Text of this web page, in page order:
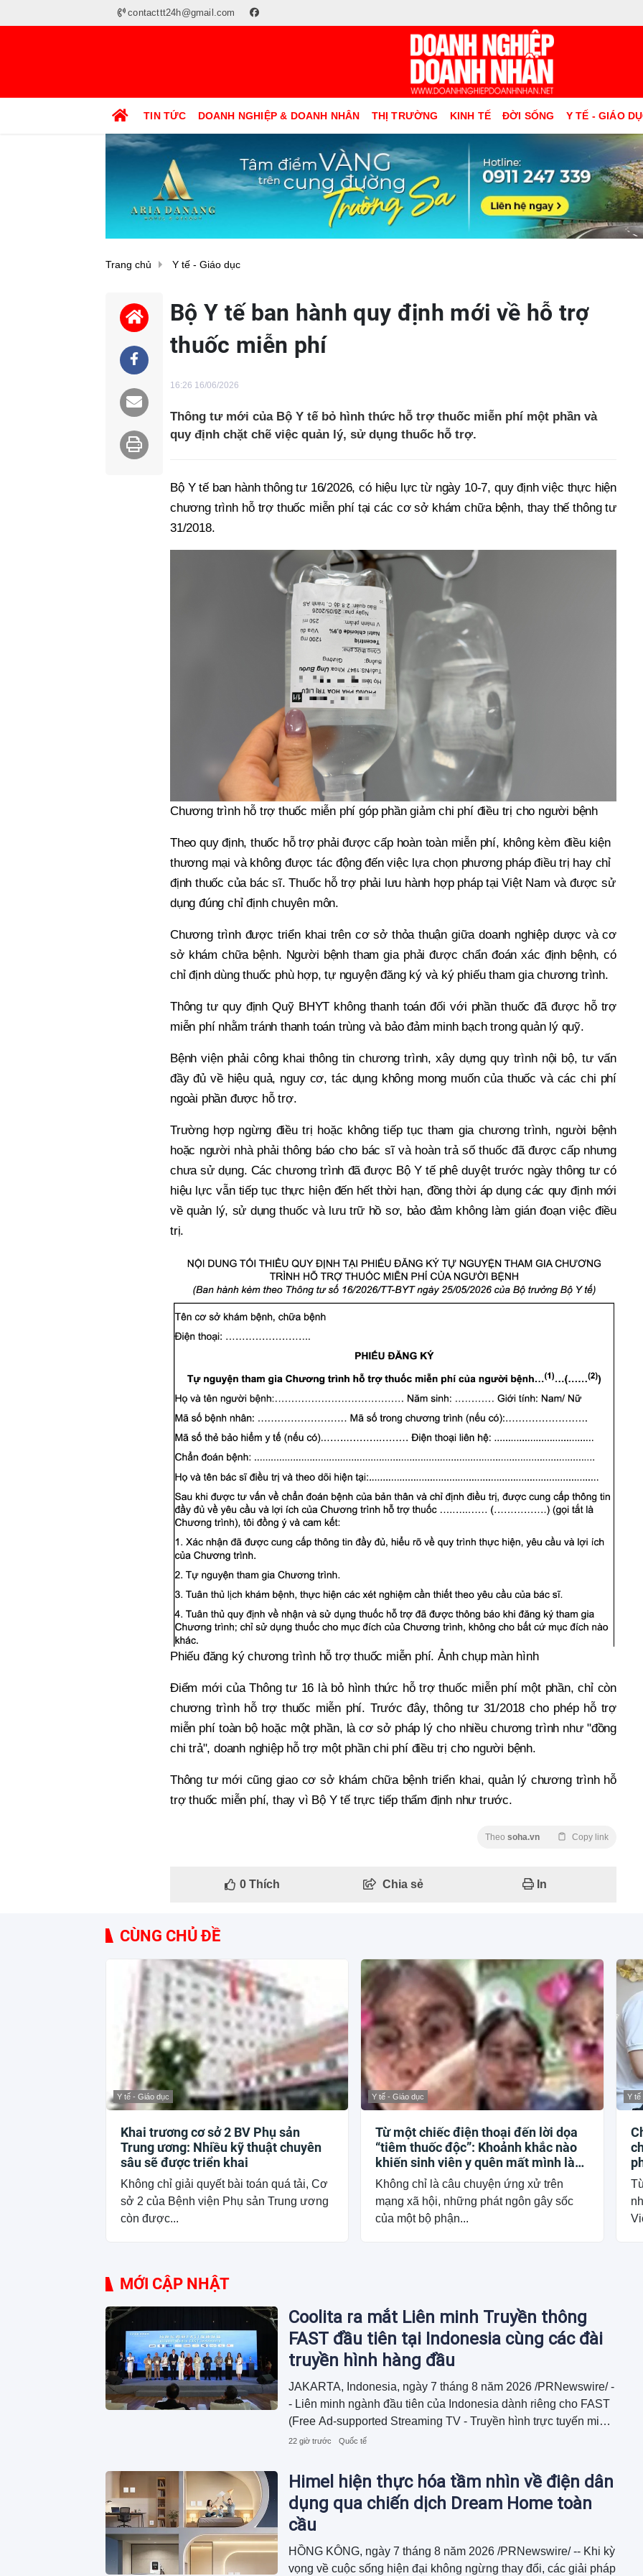
contacttt24h@gmail.com
TIN TỨC DOANH NGHIỆP & DOANH NHÂN THỊ TRƯỜNG KINH TẾ ĐỜI SỐNG Y TẾ - GIÁO
Trang chủ Y tế - Giáo dục
Bộ Y tế ban hành quy định mới về hỗ trợ
thuốc miễn phí
16:26 16/06/2026
Thông tư mới của Bộ Y tế bỏ hình thức hỗ trợ thuốc miễn phí một phần và
quy định chặt chẽ việc quản lý, sử dụng thuốc hỗ trợ.
Bộ Y tế ban hành thông tư 16/2026, có hiệu lực từ ngày 10-7, quy định việc thực hiện
chương trình hỗ trợ thuốc miễn phí tại các cơ sở khám chữa bệnh, thay thế thông tư
31/2018.
Chương trình hỗ trợ thuốc miễn phí góp phần giảm chi phí điều trị cho người bệnh
Theo quy định, thuốc hỗ trợ phải được cấp hoàn toàn miễn phí, không kèm điều kiện
thương mại và không được tác động đến việc lựa chọn phương pháp điều trị hay chỉ
định thuốc của bác sĩ. Thuốc hỗ trợ phải lưu hành hợp pháp tại Việt Nam và được sử
dụng đúng chỉ định chuyên môn.
Chương trình được triển khai trên cơ sở thỏa thuận giữa doanh nghiệp dược và cơ
sở khám chữa bệnh. Người bệnh tham gia phải được chẩn đoán xác định bệnh, có
chỉ định dùng thuốc phù hợp, tự nguyện đăng ký và ký phiếu tham gia chương trình.
Thông tư quy định Quỹ BHYT không thanh toán đối với phần thuốc đã được hỗ trợ
miễn phí nhằm tránh thanh toán trùng và bảo đảm minh bạch trong quản lý quỹ.
Bệnh viện phải công khai thông tin chương trình, xây dựng quy trình nội bộ, tư vấn
đầy đủ về hiệu quả, nguy cơ, tác dụng không mong muốn của thuốc và các chi phí
ngoài phần được hỗ trợ.
Trường hợp ngừng điều trị hoặc không tiếp tục tham gia chương trình, người bệnh
hoặc người nhà phải thông báo cho bác sĩ và hoàn trả số thuốc đã được cấp nhưng
chưa sử dụng. Các chương trình đã được Bộ Y tế phê duyệt trước ngày thông tư có
hiệu lực vẫn tiếp tục thực hiện đến hết thời hạn, đồng thời áp dụng các quy định mới
về quản lý, sử dụng thuốc và lưu trữ hồ sơ, bảo đảm không làm gián đoạn việc điều
trị.
Phiếu đăng ký chương trình hỗ trợ thuốc miễn phí. Ảnh chụp màn hình
Điểm mới của Thông tư 16 là bỏ hình thức hỗ trợ thuốc miễn phí một phần, chỉ còn
chương trình hỗ trợ thuốc miễn phí. Trước đây, thông tư 31/2018 cho phép hỗ trợ
miễn phí toàn bộ hoặc một phần, là cơ sở pháp lý cho nhiều chương trình như "đồng
chi trả", doanh nghiệp hỗ trợ một phần chi phí điều trị cho người bệnh.
Thông tư mới cũng giao cơ sở khám chữa bệnh triển khai, quản lý chương trình hỗ
trợ thuốc miễn phí, thay vì Bộ Y tế trực tiếp thẩm định như trước.
Theo soha.vn Copy link
0Thích Chia sẻ In
CÙNG CHỦ ĐỀ
Y tế - Giáo dục
Khai trương cơ sở 2 BV Phụ sản
Trung ương: Nhiều kỹ thuật chuyên
sâu sẽ được triển khai
Không chỉ giải quyết bài toán quá tải, Cơ
sở 2 của Bệnh viện Phụ sản Trung ương
còn được...
Y tế - Giáo dục
Từ một chiếc điện thoại đến lời dọa
“tiêm thuốc độc”: Khoảnh khắc nào
khiến sinh viên y quên mất mình là
ai?
Không chỉ là câu chuyện ứng xử trên
mạng xã hội, những phát ngôn gây sốc
của một bộ phận...
Y tế
MỚI CẬP NHẬT
Coolita ra mắt Liên minh Truyền thông
FAST đầu tiên tại Indonesia cùng các đài
truyền hình hàng đầu
JAKARTA, Indonesia, ngày 7 tháng 8 năm 2026 /PRNewswire/ -
- Liên minh ngành đầu tiên của Indonesia dành riêng cho FAST
(Free Ad-supported Streaming TV - Truyền hình trực tuyến miễn
phí hỗ trợ quảng cáo) đã được ra mắt...
22 giờ trước Quốc tế
Himel hiện thực hóa tầm nhìn về điện dân
dụng qua chiến dịch Dream Home toàn
cầu
HỒNG KÔNG, ngày 7 tháng 8 năm 2026 /PRNewswire/ -- Khi kỳ
vọng về cuộc sống hiện đại không ngừng thay đổi, các giải pháp